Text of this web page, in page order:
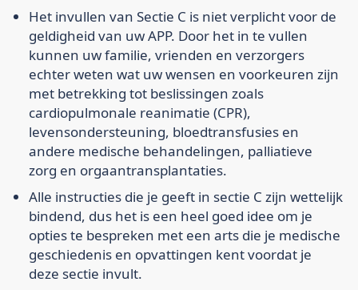
Het invullen van Sectie C is niet verplicht voor de
geldigheid van uw APP. Door het in te vullen
kunnen uw familie, vrienden en verzorgers
echter weten wat uw wensen en voorkeuren zijn
met betrekking tot beslissingen zoals
cardiopulmonale reanimatie (CPR),
levensondersteuning, bloedtransfusies en
andere medische behandelingen, palliatieve
zorg en orgaantransplantaties.
Alle instructies die je geeft in sectie C zijn wettelijk
bindend, dus het is een heel goed idee om je
opties te bespreken met een arts die je medische
geschiedenis en opvattingen kent voordat je
deze sectie invult.